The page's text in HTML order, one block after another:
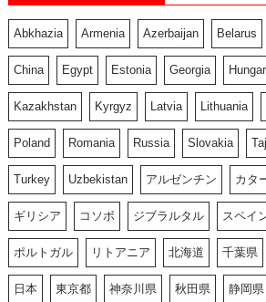
Abkhazia Armenia Azerbaijan Belarus
China Egypt Estonia Georgia
Kazakhstan Kyrgyz Latvia Lithuania
Poland Romania Russia Slovakia
Turkey Uzbekistan アルゼンチン カタ
ギリシア コソボ ジブラルタル スペイ
ポルトガル リトアニア 北海道 千葉県
日本 東京都 神奈川県 秋田県 静岡県